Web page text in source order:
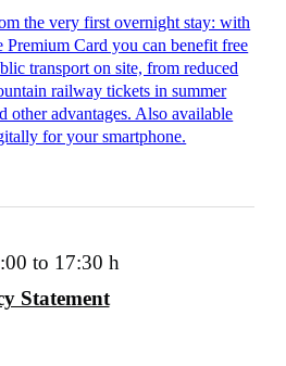
the very first overnight stay: with
Premium Card you can benefit free
transport on site, from reduced
railway tickets in summer
other advantages. Also available
for your smartphone.
to 17:30 h
Statement